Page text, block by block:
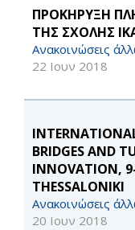
ΠΡΟΚΗΡΥΞΗ
ΤΗΣ ΣΧΟΛΗΣ
Ανακοινώσεις
22 Ιουν 2018
BRIDGES AND
INNOVATION,
THESSALONIKI
Ανακοινώσεις
20 Ιουν 2018